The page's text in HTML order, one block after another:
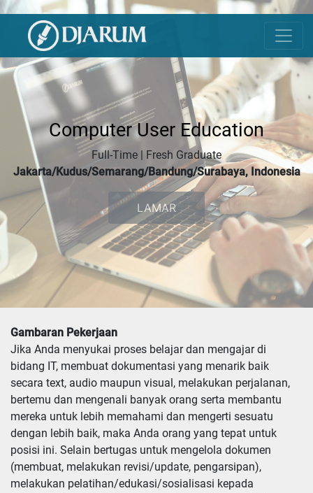
Computer User Education
Full-Time | Fresh Graduate
Jakarta/Kudus/Semarang/Bandung/Surabaya, Indonesia
LAMAR
Gambaran Pekerjaan
Jika Anda menyukai proses belajar dan mengajar di
bidang IT, membuat dokumentasi yang menarik baik
secara text, audio maupun visual, melakukan perjalanan,
bertemu dan mengenali banyak orang serta membantu
mereka untuk lebih memahami dan mengerti sesuatu
dengan lebih baik, maka Anda orang yang tepat untuk
posisi ini. Selain bertugas untuk mengelola dokumen
(membuat, melakukan revisi/update, pengarsipan),
melakukan pelatihan/edukasi/sosialisasi kepada